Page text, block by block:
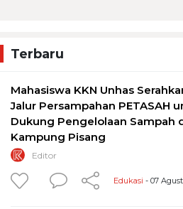
Terbaru
Mahasiswa KKN Unhas
Jalur Persampahan PETASAH
Dukung Pengelolaan Sampah
Kampung Pisang
Editor
Edukasi - 07